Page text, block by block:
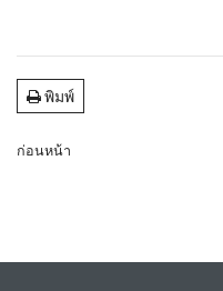
พิมพ์
ก่อนหน้า